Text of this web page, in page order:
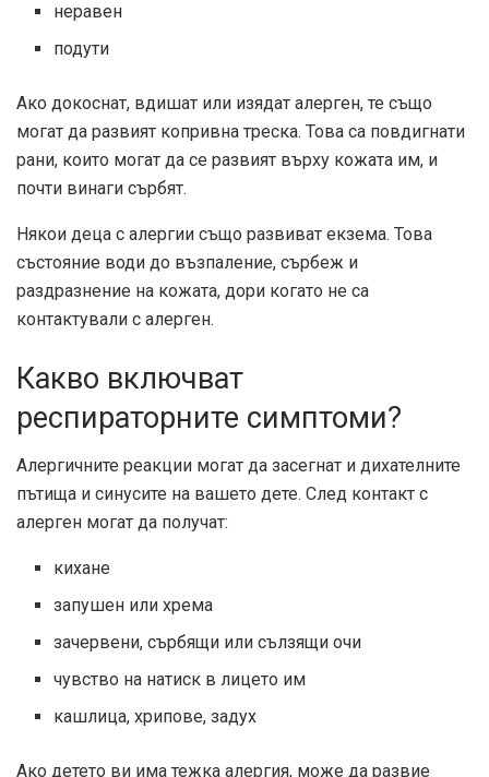
неравен
подути
Ако докоснат, вдишат или изядат алерген, те също
могат да развият копривна треска. Това са повдигнати
рани, които могат да се развият върху кожата им, и
почти винаги сърбят.
Някои деца с алергии също развиват екзема. Това
състояние води до възпаление, сърбеж и
раздразнение на кожата, дори когато не са
контактували с алерген.
Какво включват
респираторните симптоми?
Алергичните реакции могат да засегнат и дихателните
пътища и синусите на вашето дете. След контакт с
алерген могат да получат:
кихане
запушен или хрема
зачервени, сърбящи или сълзящи очи
чувство на натиск в лицето им
кашлица, хрипове, задух
Ако детето ви има тежка алергия, може да развие